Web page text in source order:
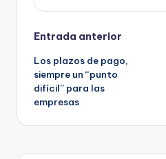
Navegación
de
entradas
Entrada anterior
Los plazos de pago,
siempre un “punto
difícil” para las
empresas